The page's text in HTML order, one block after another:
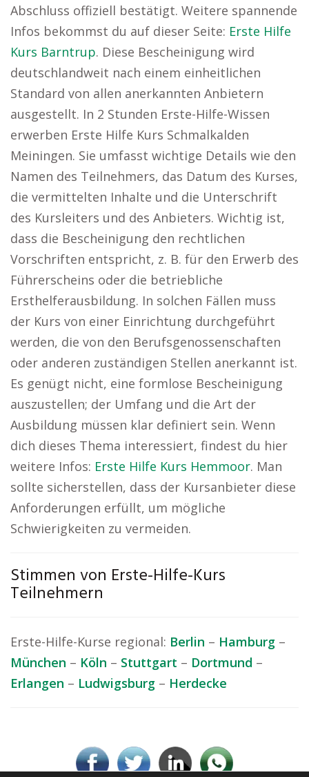
Abschluss offiziell bestätigt. Weitere spannende
Infos bekommst du auf dieser Seite: Erste Hilfe
Kurs Barntrup. Diese Bescheinigung wird
deutschlandweit nach einem einheitlichen
Standard von allen anerkannten Anbietern
ausgestellt. In 2 Stunden Erste-Hilfe-Wissen
erwerben Erste Hilfe Kurs Schmalkalden
Meiningen. Sie umfasst wichtige Details wie den
Namen des Teilnehmers, das Datum des Kurses,
die vermittelten Inhalte und die Unterschrift
des Kursleiters und des Anbieters. Wichtig ist,
dass die Bescheinigung den rechtlichen
Vorschriften entspricht, z. B. für den Erwerb des
Führerscheins oder die betriebliche
Ersthelferausbildung. In solchen Fällen muss
der Kurs von einer Einrichtung durchgeführt
werden, die von den Berufsgenossenschaften
oder anderen zuständigen Stellen anerkannt ist.
Es genügt nicht, eine formlose Bescheinigung
auszustellen; der Umfang und die Art der
Ausbildung müssen klar definiert sein. Wenn
dich dieses Thema interessiert, findest du hier
weitere Infos: Erste Hilfe Kurs Hemmoor. Man
sollte sicherstellen, dass der Kursanbieter diese
Anforderungen erfüllt, um mögliche
Schwierigkeiten zu vermeiden.
Stimmen von Erste-Hilfe-Kurs
Teilnehmern
Erste-Hilfe-Kurse regional: Berlin – Hamburg –
München – Köln – Stuttgart – Dortmund –
Erlangen – Ludwigsburg – Herdecke